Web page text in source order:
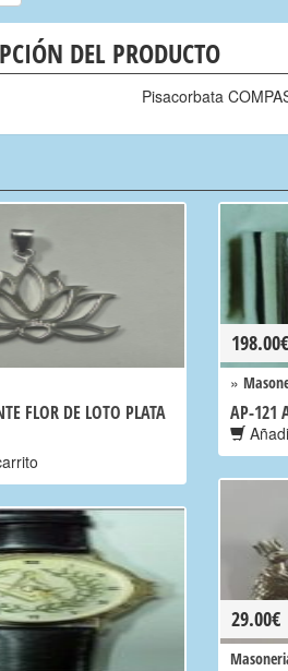
DEL PRODUCTO
Pisacorbata
FLOR DE LOTO PLATA
198.00€
»
AP-121
29.00€